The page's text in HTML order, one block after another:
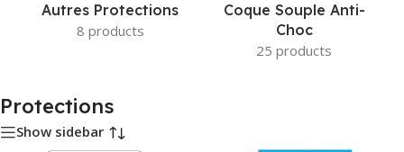
Autres Protections
8 products
Coque Souple Anti-
Choc
25 products
Protections
Show sidebar